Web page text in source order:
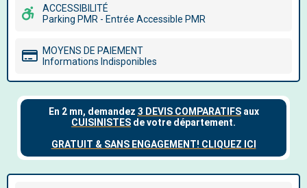
ACCESSIBILITÉ
Parking PMR - Entrée Accessible PMR
MOYENS DE PAIEMENT
Informations Indisponibles